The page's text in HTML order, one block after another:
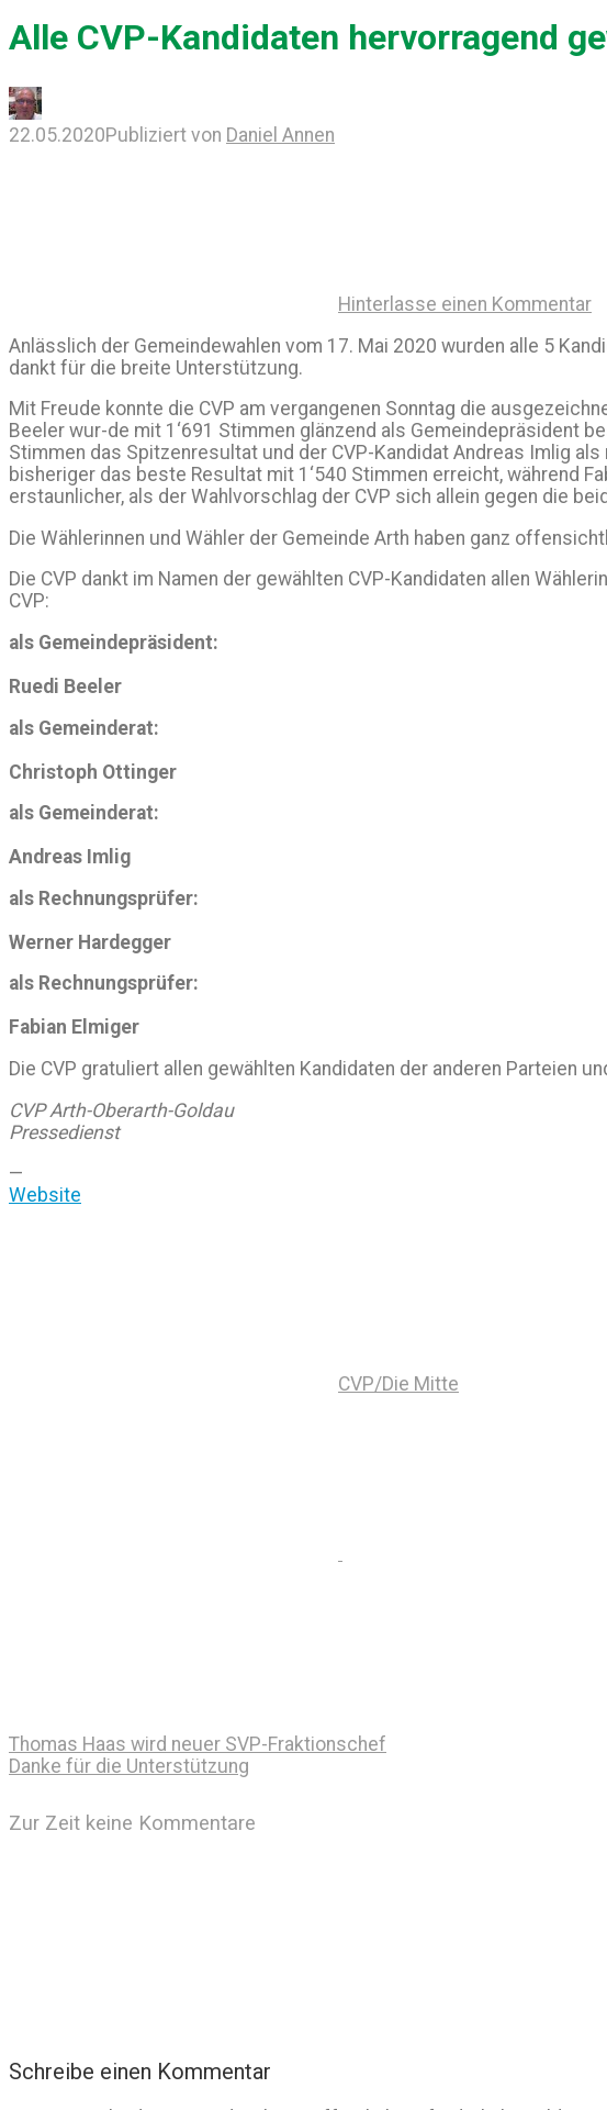
Alle CVP-Kandidaten hervorragend
22.05.2020Publiziert von Daniel Annen
Hinterlasse einen Kommentar
Anlässlich der Gemeindewahlen vom 17. Mai 2020 wurden alle 5
dankt für die breite Unterstützung.
Mit Freude konnte die CVP am vergangenen Sonntag die
Beeler wur-de mit 1‘691 Stimmen glänzend als Gemeindepräsident
Stimmen das Spitzenresultat und der CVP-Kandidat Andreas Imlig
bisheriger das beste Resultat mit 1‘540 Stimmen erreicht, während
erstaunlicher, als der Wahlvorschlag der CVP sich allein gegen die
Die Wählerinnen und Wähler der Gemeinde Arth haben ganz
Die CVP dankt im Namen der gewählten CVP-Kandidaten allen
CVP:
als Gemeindepräsident:
Ruedi Beeler
als Gemeinderat:
Christoph Ottinger
als Gemeinderat:
Andreas Imlig
als Rechnungsprüfer:
Werner Hardegger
als Rechnungsprüfer:
Fabian Elmiger
Die CVP gratuliert allen gewählten Kandidaten der anderen Parteien
CVP Arth-Oberarth-Goldau
Pressedienst
—
Website
CVP/Die Mitte
Thomas Haas wird neuer SVP-Fraktionschef
Danke für die Unterstützung
Zur Zeit keine Kommentare
Schreibe einen Kommentar